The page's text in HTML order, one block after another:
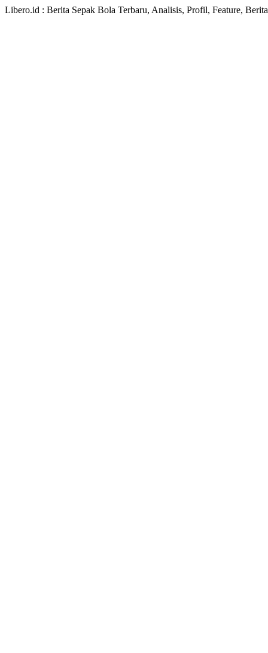
Libero.id : Berita Sepak Bola Terbaru, Analisis, Profil, Feature,